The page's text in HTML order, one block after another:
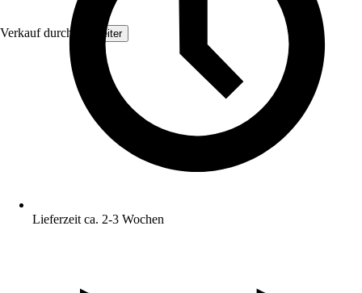
Verkauf durch: Topleiter
Lieferzeit ca. 2-3 Wochen